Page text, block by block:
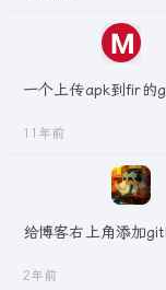
一个上传apk到fir的
11年前
给博客右上角添加
2年前